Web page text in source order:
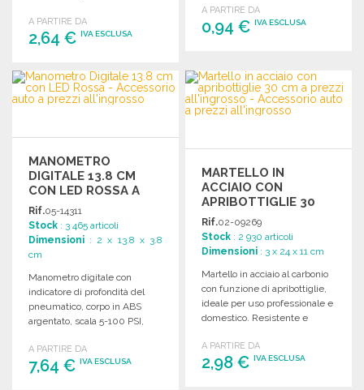
A PARTIRE DA
2,64 € IVA ESCLUSA
ORDINARE
Richiedi un preventivo
A PARTIRE DA
0,94 €IVA ESCLUSA
Richiedi un preventivo
MANOMETRO
DIGITALE 13.8 CM
CON LED ROSSA A
PREZZI
ALL'INGROSSO
Rif.05-14311
Stock : 3 465 articoli
Dimensioni : 2 x 13.8 x 3.8
cm
Manometro digitale con
indicatore di profondità del
pneumatico, corpo in ABS
argentato, scala 5-100 PSI,
A PARTIRE DA
7,64 € IVA ESCLUSA
MARTELLO IN
ACCIAIO CON
APRIBOTTIGLIE 30
CM
Rif.02-09269
Stock : 2 930 articoli
Dimensioni : 3 x 24 x 11 cm
Martello in acciaio al carbonio
con funzione di apribottiglie,
ideale per uso professionale e
domestico. Resistente e
A PARTIRE DA
2,98 €IVA ESCLUSA